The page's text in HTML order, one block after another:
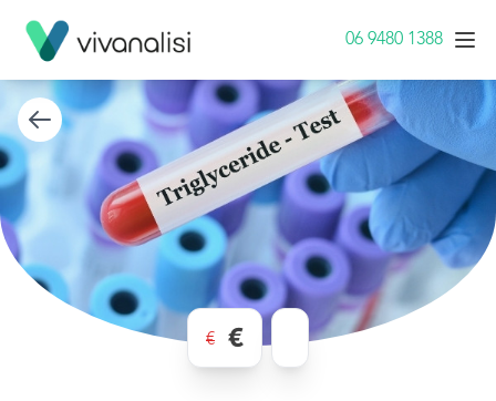
06 9480 1388
€ €